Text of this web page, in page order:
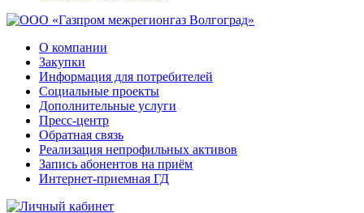
О компании
Закупки
Информация для потребителей
Социальные проекты
Дополнительные услуги
Пресс-центр
Обратная связь
Реализация непрофильных активов
Запись абонентов на приём
Интернет-приемная ГД